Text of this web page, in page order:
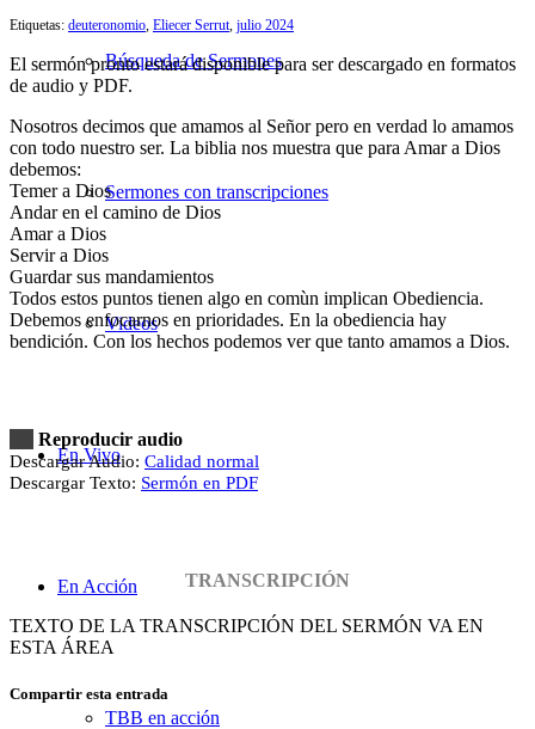
Búsqueda de Sermones
Sermones con transcripciones
Videos
En Vivo
En Acción
TBB en acción
Etiquetas: deuteronomio Eliecer Serrut julio 2024
El sermón pronto estará disponible para ser descargado en formatos
de audio y PDF.
Nosotros decimos que amamos al Señor pero en verdad lo amamos
con todo nuestro ser. La biblia nos muestra que para Amar a Dios
debemos:
Temer a Dios
Andar en el camino de Dios
Amar a Dios
Servir a Dios
Guardar sus mandamientos
Todos estos puntos tienen algo en comùn implican Obediencia.
Debemos enfocarnos en prioridades. En la obediencia hay
bendición. Con los hechos podemos ver que tanto amamos a Dios.
Reproducir audio
Descargar Audio: Calidad normal
Descargar Texto: Sermón en PDF
TRANSCRIPCIÓN
TEXTO DE LA TRANSCRIPCIÓN DEL SERMÓN VA EN
ESTA ÁREA
Compartir esta entrada